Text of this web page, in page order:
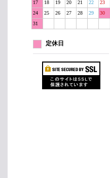
17 18 19 20 21 22
23
24
25 26 27 28 29
30
31
定休日